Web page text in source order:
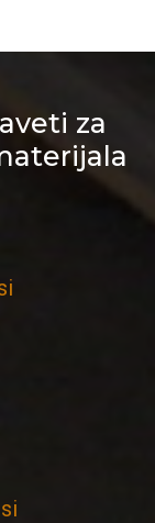
za